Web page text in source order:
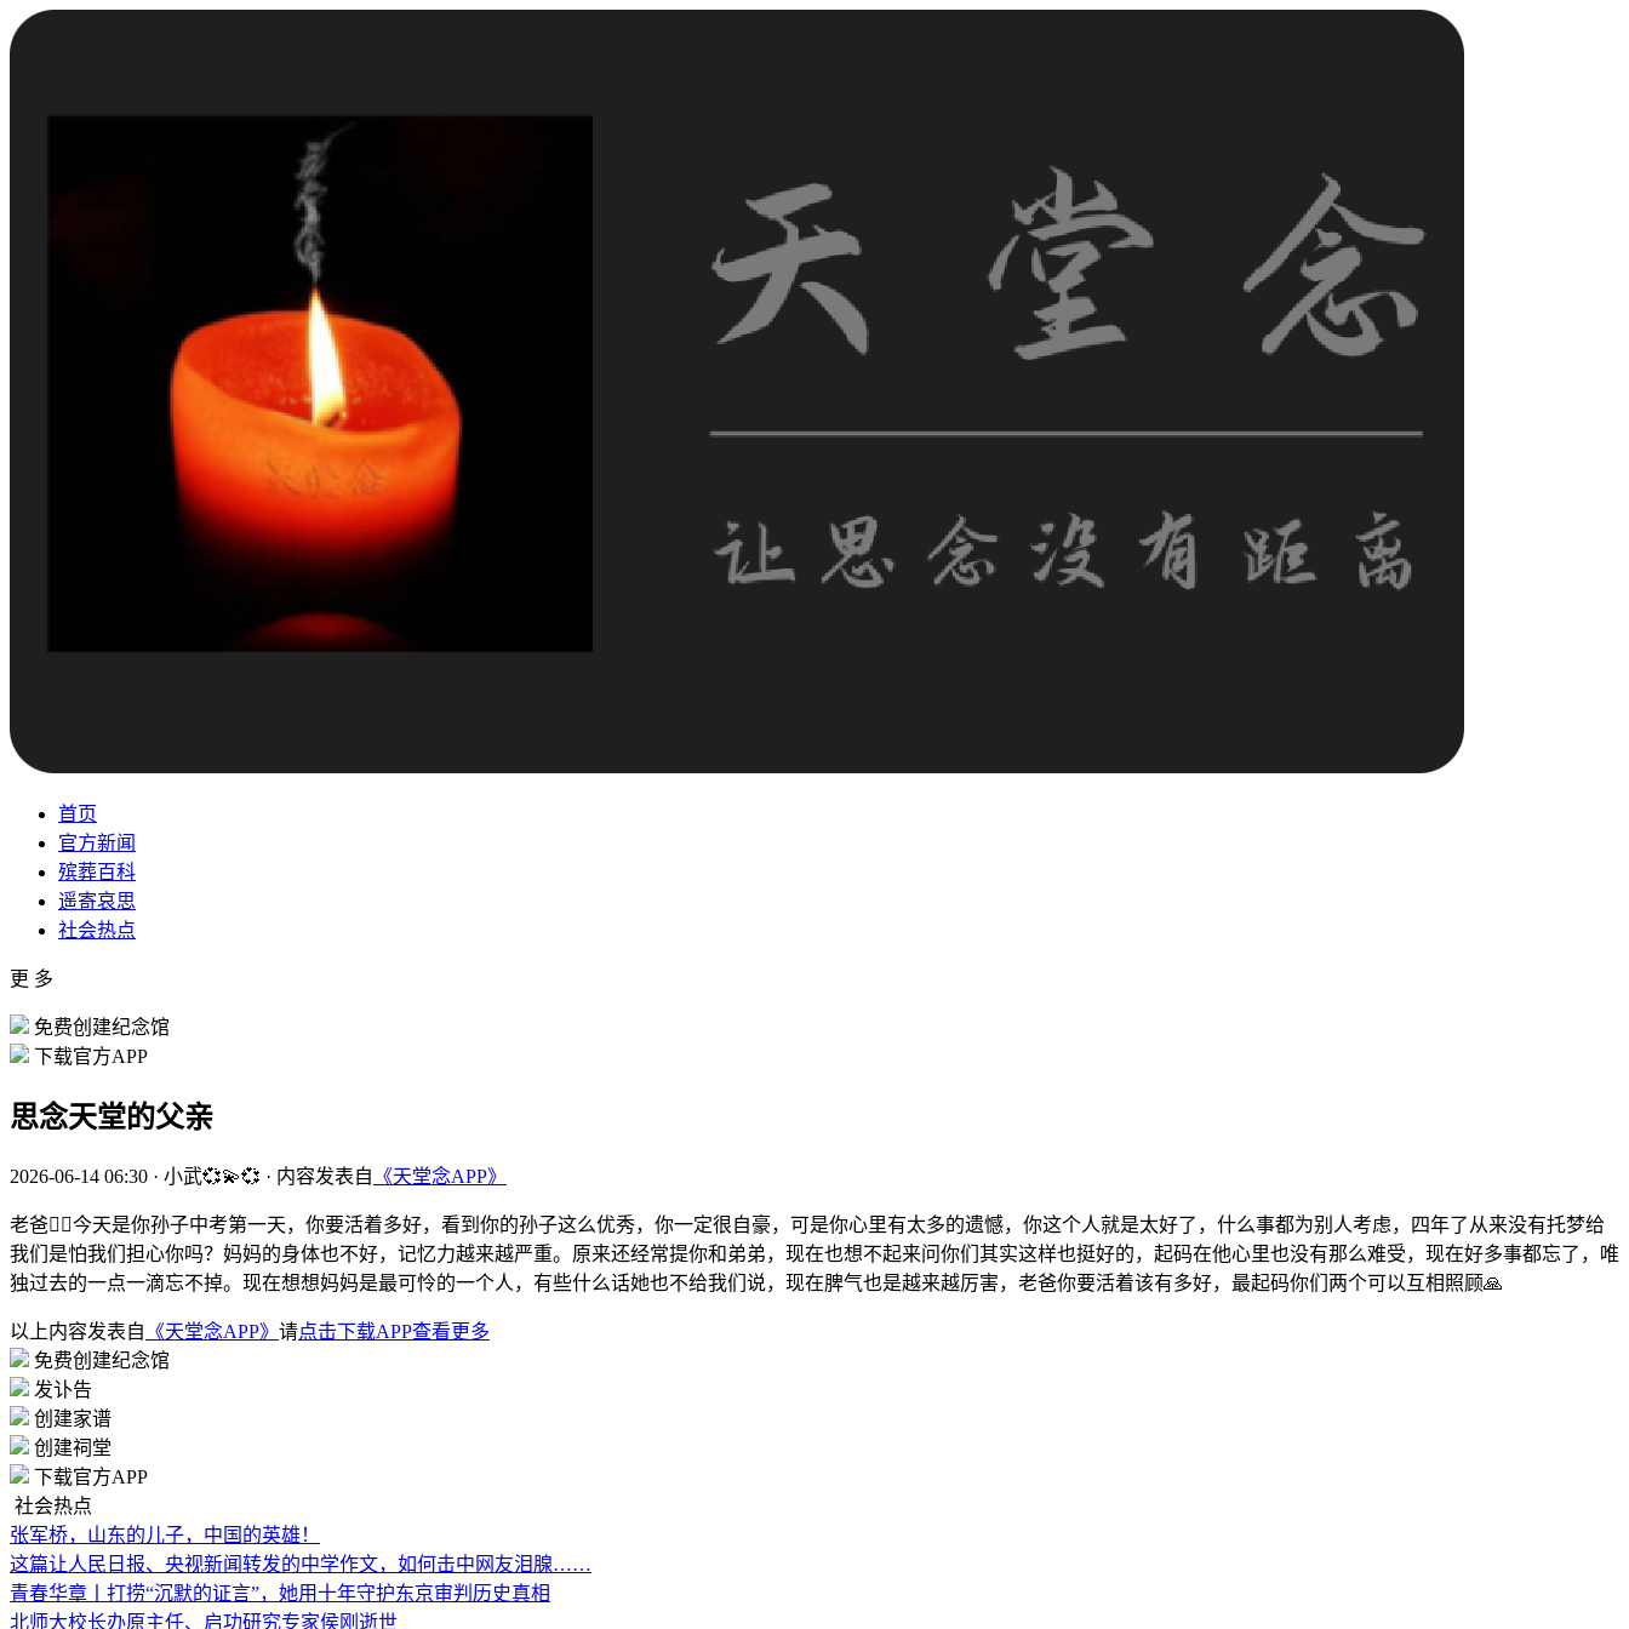
首页
官方新闻
殡葬百科
遥寄哀思
社会热点
更 多
免费创建纪念馆
下载官方APP
思念天堂的父亲
2026-06-14 06:30 · 小武💞💫💞 · 内容发表自 《天堂念APP》
老爸👨‍⚖️今天是你孙子中考第一天，你要活着多好，看到你的孙子这么优秀，你一定很自豪，可是你心里有太多的遗憾，你这个人就是太好了，什么事都为别人考虑，四年了从来没有托梦给
我们是怕我们担心你吗？妈妈的身体也不好，记忆力越来越严重。原来还经常提你和弟弟，现在也想不起来问你们其实这样也挺好的，起码在他心里也没有那么难受，现在好多事都忘了，唯
独过去的一点一滴忘不掉。现在想想妈妈是最可怜的一个人，有些什么话她也不给我们说，现在脾气也是越来越厉害，老爸你要活着该有多好，最起码你们两个可以互相照顾🙏
以上内容发表自 《天堂念APP》 请点击下载APP查看更多
免费创建纪念馆
发讣告
创建家谱
创建祠堂
下载官方APP
社会热点
张军桥，山东的儿子，中国的英雄！
这篇让人民日报、央视新闻转发的中学作文，如何击中网友泪腺……
青春华章丨打捞“沉默的证言”，她用十年守护东京审判历史真相
北师大校长办原主任、启功研究专家侯刚逝世